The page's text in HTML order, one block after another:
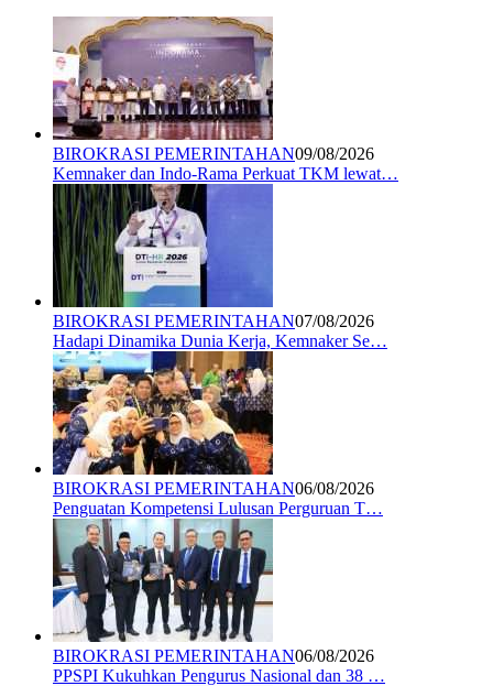
BIROKRASI PEMERINTAHAN09/08/2026
Kemnaker dan Indo-Rama Perkuat TKM lewat…
BIROKRASI PEMERINTAHAN07/08/2026
Hadapi Dinamika Dunia Kerja, Kemnaker Se…
BIROKRASI PEMERINTAHAN06/08/2026
Penguatan Kompetensi Lulusan Perguruan T…
BIROKRASI PEMERINTAHAN06/08/2026
PPSPI Kukuhkan Pengurus Nasional dan 38 …